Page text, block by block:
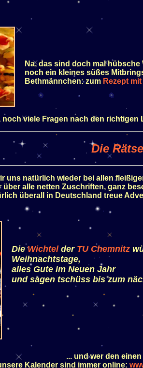
Na, das sind doch mal
noch ein kleines süßes
Bethmännchen: zum Rezept
viele Fragen nach den
Die
uns natürlich wieder bei allen
über alle netten Zuschriften, ganz
überall in Deutschland treue
DieWichtelder TU Chemnitz
Weihnachtstage,
alles Gute im Neuen Jahr
und sagen tschüss bis zum
... und wer den
Kalender sind immer online: